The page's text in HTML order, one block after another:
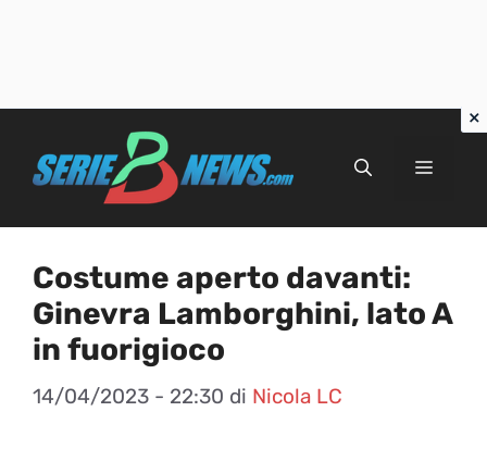
Menu
Costume aperto davanti:
Ginevra Lamborghini, lato A
in fuorigioco
14/04/2023 - 22:30 di Nicola LC